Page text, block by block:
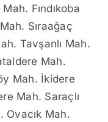
Fındıkoba
Sıraağaç
Tavşanlı Mah.
Mah.
Mah. İkidere
Mah. Saraçlı
Ovacık Mah.